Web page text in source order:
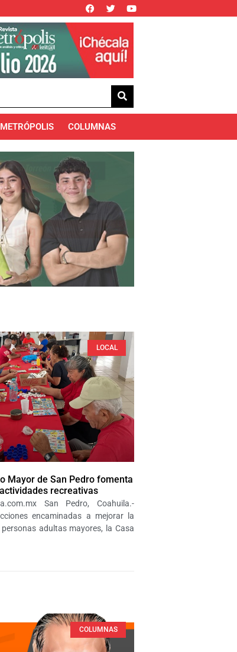
METRÓPOLIS COLUMNAS
LOCAL
Mayor de San Pedro fomenta
recreativas
San Pedro, Coahuila.-
encaminadas a mejorar la
adultas mayores, la Casa
COLUMNAS